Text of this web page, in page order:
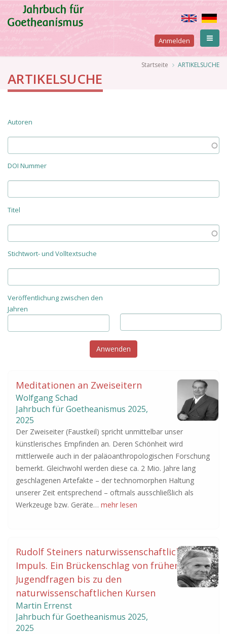
zum
Inhalt
User
account
Anmelden
Startseite ARTIKELSUCHE
ARTIKELSUCHE
Autoren
DOI Nummer
Titel
Stichtwort- und Volltextsuche
Veröffentlichung zwischen den
Jahren
Meditationen an Zweiseitern
Wolfgang Schad
Jahrbuch für Goetheanismus 2025,
2025
Der Zweiseiter (Faustkeil) spricht unmittelbar unser
künstlerisches Empfinden an. Deren Schönheit wird
mittlerweile auch in der paläoanthropologischen Forschung
bemerkt. Gleichwohl werden diese ca. 2 Mio. Jahre lang
geschlagenen Artefakte – der technomorphen Haltung
unserer Zeit entsprechend – oftmals ausschließlich als
Werkzeuge bzw. Geräte… mehr lesen
Rudolf Steiners naturwissenschaftlicher
Impuls. Ein Brückenschlag von frühen
Jugendfragen bis zu den
naturwissenschaftlichen Kursen
Martin Errenst
Jahrbuch für Goetheanismus 2025,
2025